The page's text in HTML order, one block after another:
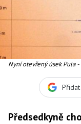
Nyní otevřený úsek Pula
Předsedkyně